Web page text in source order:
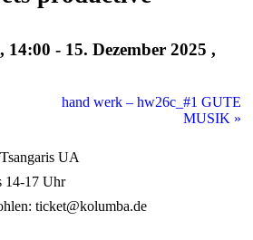
14:00 - 15. Dezember 2025 ,
hand werk – hw26c_#1 GUTE
MUSIK »
UA
14-17 Uhr
ticket@kolumba.de